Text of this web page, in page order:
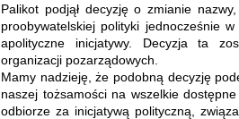
Palikot podjął decyzję o zmianie
proobywatelskiej polityki jednocześnie
apolityczne inicjatywy. Decyzja ta
organizacji pozarządowych.
Mamy nadzieję, że podobną decyzję
naszej tożsamości na wszelkie
odbiorze za inicjatywą polityczną,